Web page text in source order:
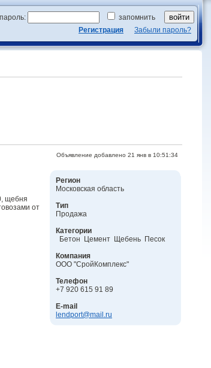
запомнить
Регистрация
Забыли пароль?
Объявление добавлено 21 янв в 10:51:34
щебня
от
Регион
Московская область
Тип
Продажа
Категории
Бетон Цемент Щебень Песок
Компания
ООО "СройКомплекс"
Телефон
+7 920 615 91 89
E-mail
lendport@mail.ru